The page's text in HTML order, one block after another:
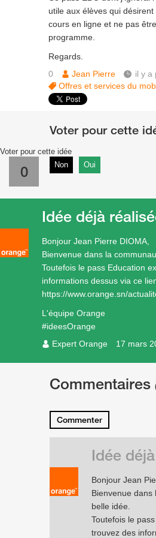
utile aux élèves qui
cours en ligne et ne pas
programme.
Regards.
0
Jean Pierre
il y a
Offres et services du
Voter pour cette idée
0 Non Oui
Bonjour Jean Pierre DIOMA,
Bienvenue dans la
Toutefois le pass Education
informations dessus via ce
https://www.orange.sn/
L'équipe Orange
#ideesOrange
Expert Orange
17 mars
Idée déjà
Commentaires
Commenter
Bonjour Jean
Bienvenue dans
belle idée.
Toutefois le
trouvez des
Idée